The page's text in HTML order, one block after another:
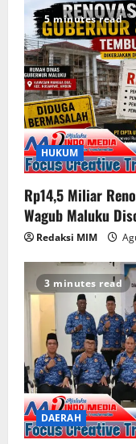
5 minutes read
HUKUM
Rp14,5 Miliar
Wagub Maluku
Redaksi MIM
3 minutes read
DAERAH